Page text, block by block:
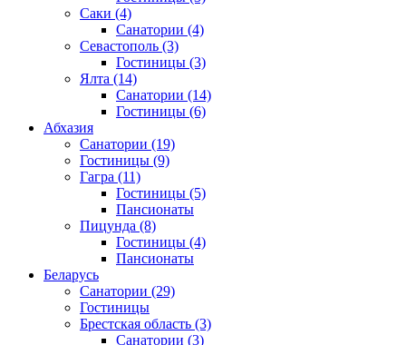
Саки (4)
Санатории (4)
Севастополь (3)
Гостиницы (3)
Ялта (14)
Санатории (14)
Гостиницы (6)
Абхазия
Санатории (19)
Гостиницы (9)
Гагра (11)
Гостиницы (5)
Пансионаты
Пицунда (8)
Гостиницы (4)
Пансионаты
Беларусь
Санатории (29)
Гостиницы
Брестская область (3)
Санатории (3)